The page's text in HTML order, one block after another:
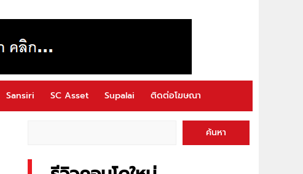
Sansiri SC Asset Supalai ติดต่อโฆษณา
ค้นหา